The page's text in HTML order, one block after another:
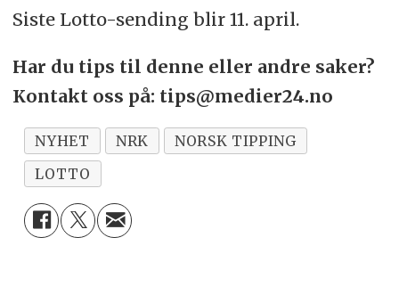
Siste Lotto-sending blir 11. april.
Har du tips til denne eller andre saker?
Kontakt oss på: tips@medier24.no
NYHET NRK
NORSK TIPPING
LOTTO